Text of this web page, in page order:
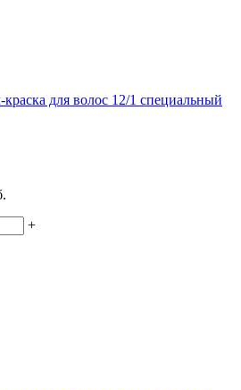
для волос 12/1 специальный
+